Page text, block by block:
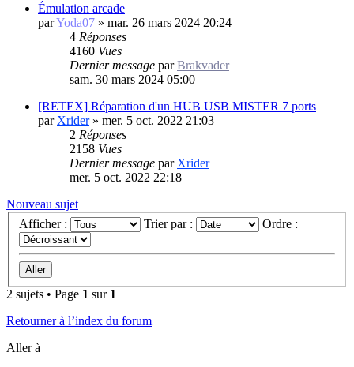
Émulation arcade
parYoda07 » mar. 26 mars 2024 20:24
4 Réponses
4160 Vues
Dernier message parBrakvader
sam. 30 mars 2024 05:00
[RETEX] Réparation d'un HUB USB MISTER 7 ports
par Xrider» mer. 5 oct. 2022 21:03
2 Réponses
2158 Vues
Dernier message par Xrider
mer. 5 oct. 2022 22:18
Nouveau sujet
Afficher :
Trier par : Ordre :
2 sujets • Page 1 sur 1
Retourner à l’index du forum
Aller à